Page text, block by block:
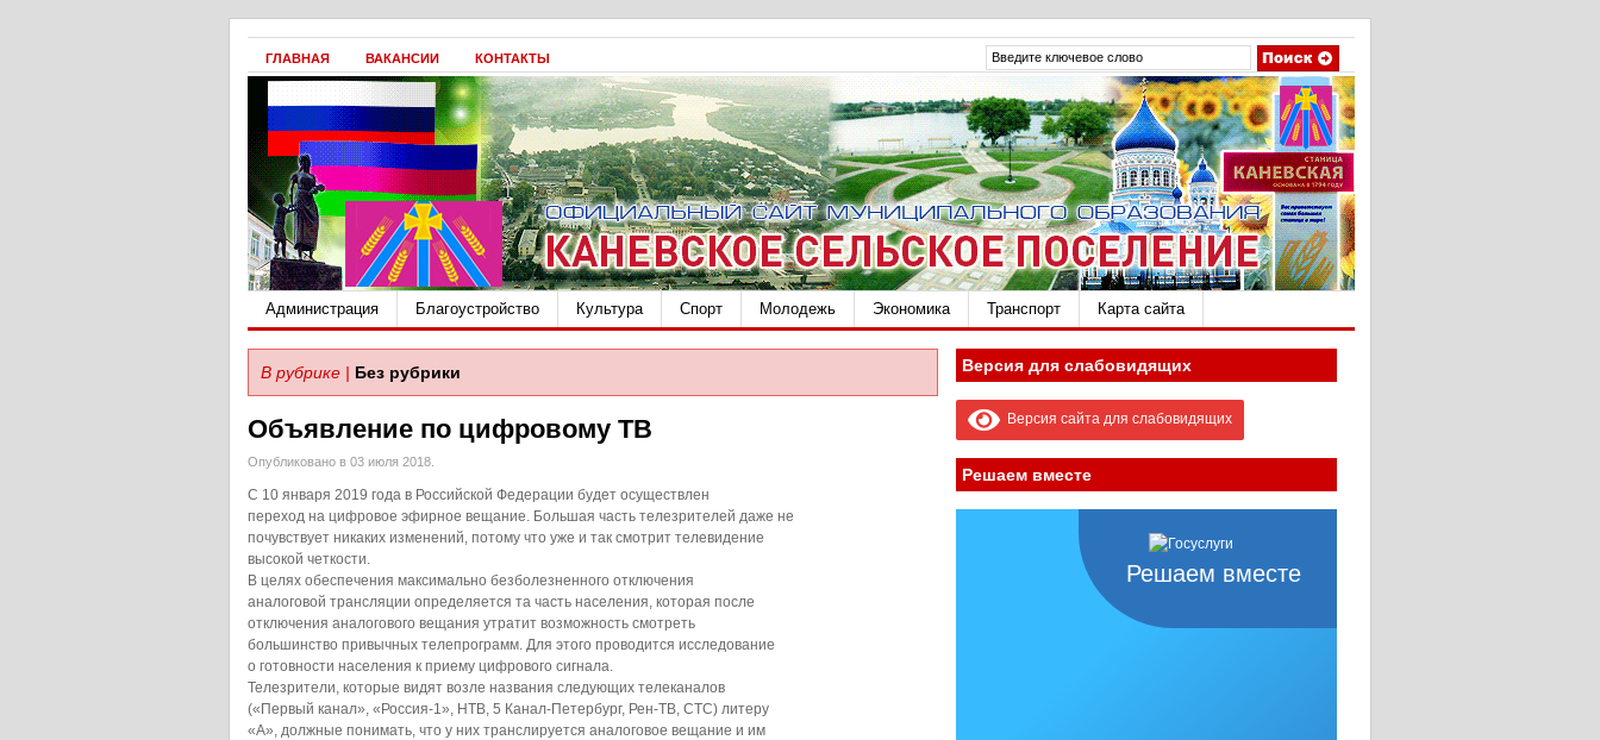
ГЛАВНАЯ ВАКАНСИИ КОНТАКТЫ
Администрация Благоустройство Культура Спорт Молодежь Экономика Транспорт Карта сайта
В рубрике | Без рубрики
Объявление по цифровому ТВ
Опубликовано в 03 июля 2018.
С 10 января 2019 года в Российской Федерации будет осуществлен
переход на цифровое эфирное вещание. Большая часть телезрителей даже не
почувствует никаких изменений, потому что уже и так смотрит телевидение
высокой четкости.
В целях обеспечения максимально безболезненного отключения
аналоговой трансляции определяется та часть населения, которая после
отключения аналогового вещания утратит возможность смотреть
большинство привычных телепрограмм. Для этого проводится исследование
о готовности населения к приему цифрового сигнала.
Телезрители, которые видят возле названия следующих телеканалов
(«Первый канал», «Россия-1», НТВ, 5 Канал-Петербург, Рен-ТВ, СТС) литеру
«А», должные понимать, что у них транслируется аналоговое вещание и им
Версия для слабовидящих
Версия сайта для слабовидящих
Решаем вместе
Решаем вместе